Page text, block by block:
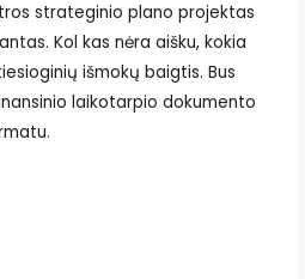
strateginio plano projektas
Kol kas nėra aišku, kokia
išmokų baigtis. Bus
laikotarpio dokumento